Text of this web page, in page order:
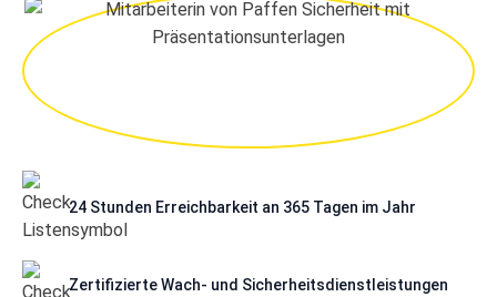
24 Stunden Erreichbarkeit an 365 Tagen im Jahr
Zertifizierte Wach- und Sicherheitsdienstleistungen